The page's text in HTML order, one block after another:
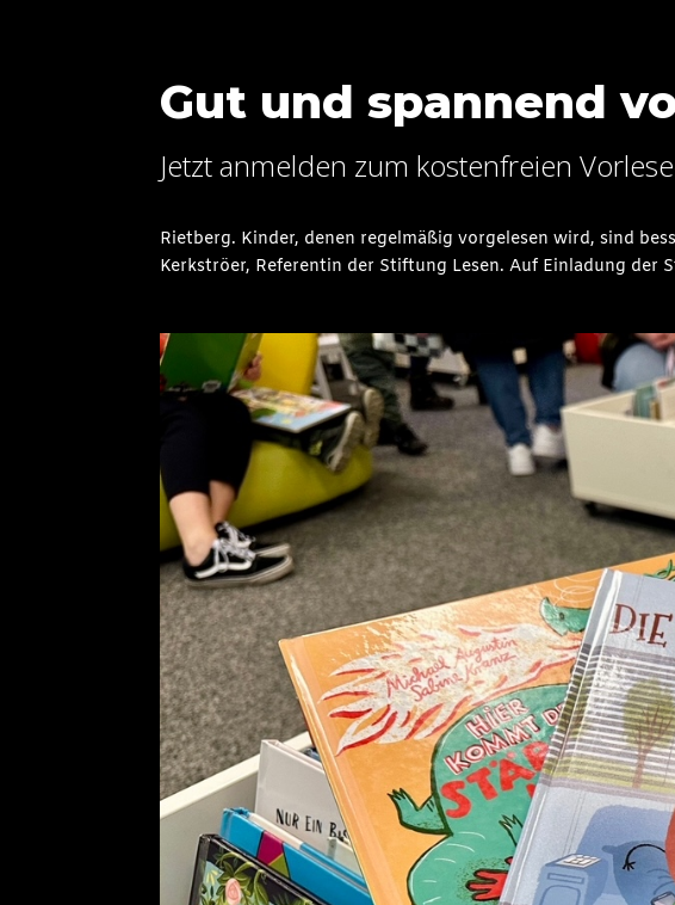
Gut und spannend
Jetzt anmelden zum kostenfreien
Rietberg. Kinder, denen regelmäßig vorgelesen wird, sind
Kerkströer, Referentin der Stiftung Lesen. Auf Einladung